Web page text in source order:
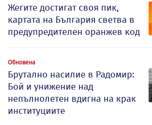
Жегите достигат своя пик,
картата на България светва в
предупредителен оранжев код
Обновена
Брутално насилие в Радомир:
Бой и унижение над
непълнолетен вдигна на крак
институциите